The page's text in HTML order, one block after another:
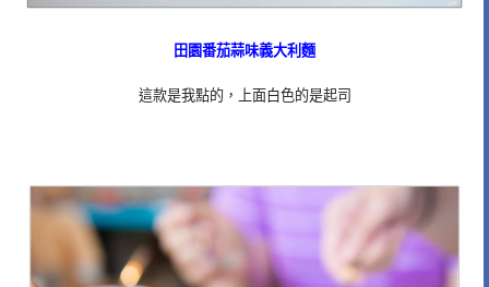
田園番茄蒜味義大利麵
這款是我點的，上面白色的是起司